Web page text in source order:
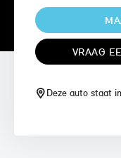
VRAAG
Deze auto staat